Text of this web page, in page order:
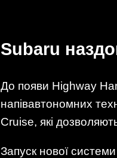
Subaru
До появи Highway
напівавтономних
Cruise, які
Запуск нової